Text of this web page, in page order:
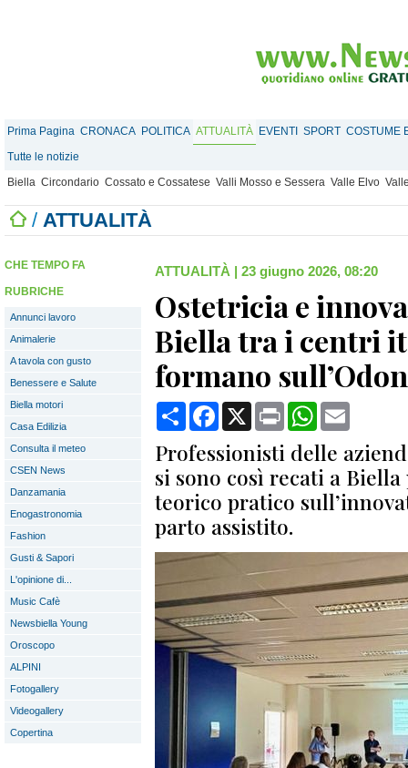
Prima Pagina CRONACA POLITICA ATTUALITÀ EVENTI SPORT COSTUME
Tutte le notizie
Biella Circondario Cossato e Cossatese Valli Mosso e Sessera Valle Elvo
/ ATTUALITÀ
CHE TEMPO FA
RUBRICHE
Annunci lavoro
Animalerie
A tavola con gusto
Benessere e Salute
Biella motori
Casa Edilizia
Consulta il meteo
CSEN News
Danzamania
Enogastronomia
Fashion
Gusti & Sapori
L'opinione di...
Music Cafè
Newsbiella Young
Oroscopo
ALPINI
Fotogallery
Videogallery
Copertina
ATTUALITÀ | 23 giugno 2026, 08:20
Ostetricia e
Biella tra i centri
formano
CondividiFacebook
X Print WhatsApp
Professionisti delle
si sono così recati a
teorico pratico
parto assistito.